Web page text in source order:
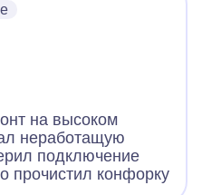
на высоком
неработащую
подключение
прочистил конфорку